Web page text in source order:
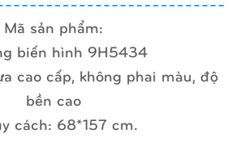
Mã sản phẩm:
biến hình 9H5434
cao cấp, không phai màu, độ
bền cao
cách: 68*157 cm.